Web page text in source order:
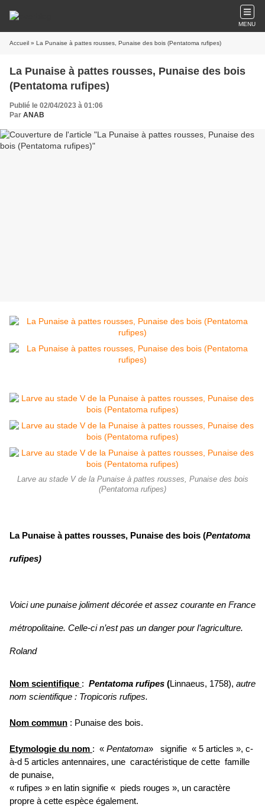
MENU
Accueil » La Punaise à pattes rousses, Punaise des bois (Pentatoma rufipes)
La Punaise à pattes rousses, Punaise des bois
(Pentatoma rufipes)
Publié le 02/04/2023 à 01:06
Par ANAB
Larve au stade V de la Punaise à pattes rousses, Punaise des bois
(Pentatoma rufipes)
La Punaise à pattes rousses, Punaise des bois (Pentatoma
rufipes)
Voici une punaise joliment décorée et assez courante en France
métropolitaine. Celle-ci n’est pas un danger pour l’agriculture.
Roland
Nom scientifique : Pentatoma rufipes (Linnaeus, 1758), autre
nom scientifique : Tropicoris rufipes.
Nom commun : Punaise des bois.
Etymologie du nom : « Pentatoma» signifie « 5 articles », c-
à-d 5 articles antennaires, une caractéristique de cette famille
de punaise,
« rufipes » en latin signifie « pieds rouges », un caractère
propre à cette espèce également.